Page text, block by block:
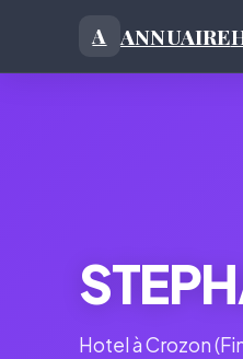
A ANNUAIRE
Hotel à Crozon